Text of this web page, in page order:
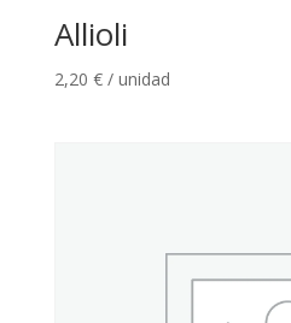
Allioli
2,20 € / unidad